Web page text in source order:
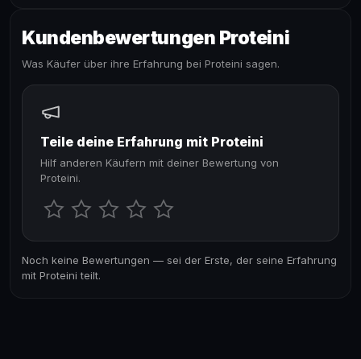
Kundenbewertungen Proteini
Was Käufer über ihre Erfahrung bei Proteini sagen.
Teile deine Erfahrung mit Proteini
Hilf anderen Käufern mit deiner Bewertung von
Proteini.
Noch keine Bewertungen — sei der Erste, der seine Erfahrung
mit Proteini teilt.